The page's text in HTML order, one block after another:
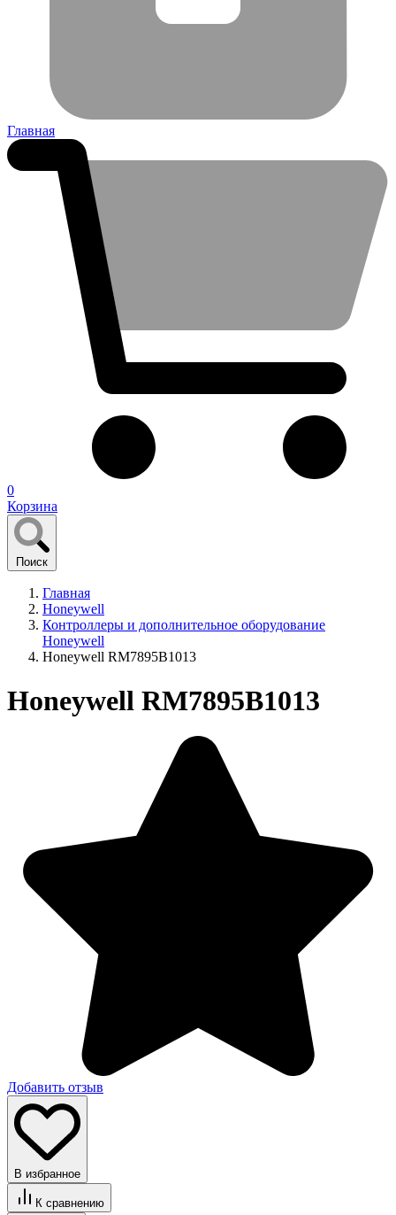
Главная
0
Корзина
Поиск
Главная
Honeywell
Контроллеры и дополнительное оборудование
Honeywell
Honeywell RM7895B1013
Honeywell RM7895B1013
Добавить отзыв
В избранное
К сравнению